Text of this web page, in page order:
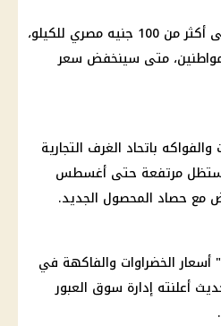
ومع ارتفاع أسعار الليمون إلى أكثر من 100 جنيه مصري للكيلو،
متى سينخفض ​​سعر
باتحاد الغرف التجارية
ستظل مرتفعة حتى أغسطس
مع حصاد المحصول الجديد.
الخضراوات والفاكهة في
أعلنته إدارة سوق العبور